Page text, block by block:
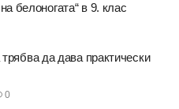
белоногата“ в 9. клас
да дава практически
0